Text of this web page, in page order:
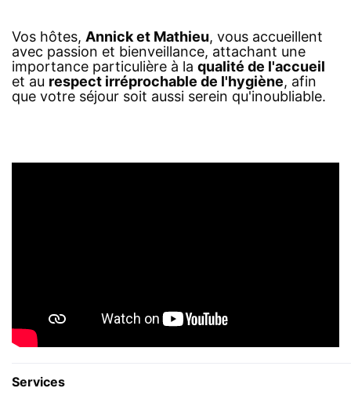
Vos hôtes, Annick et Mathieu, vous accueillent
avec passion et bienveillance, attachant une
importance particulière à la qualité de l'accueil
et au respect irréprochable de l'hygiène, afin
que votre séjour soit aussi serein qu'inoubliable.
Services